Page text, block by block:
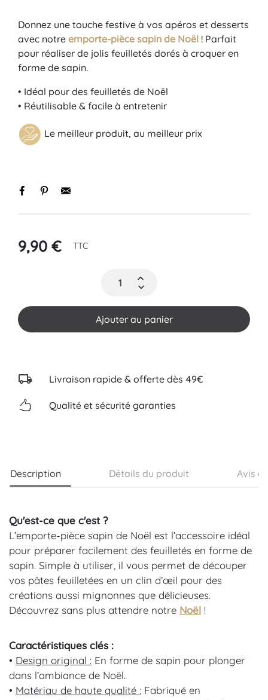
Donnez une touche festive à vos apéros et desserts
avec notre emporte-pièce sapin de Noël ! Parfait
pour réaliser de jolis feuilletés dorés à croquer en
forme de sapin.
• Idéal pour des feuilletés de Noël
• Réutilisable & facile à entretenir
Le meilleur produit, au meilleur prix
9,90 € TTC
Ajouter au panier
Livraison rapide & offerte dès 49€
Qualité et sécurité garanties
Description Détails du produit Avis
Qu'est-ce que c'est ?
L’emporte-pièce sapin de Noël est l’accessoire idéal
pour préparer facilement des feuilletés en forme de
sapin. Simple à utiliser, il vous permet de découper
vos pâtes feuilletées en un clin d’œil pour des
créations aussi mignonnes que délicieuses.
Découvrez sans plus attendre notre Noël !
Caractéristiques clés :
• Design original : En forme de sapin pour plonger
dans l’ambiance de Noël.
• Matériau de haute qualité : Fabriqué en